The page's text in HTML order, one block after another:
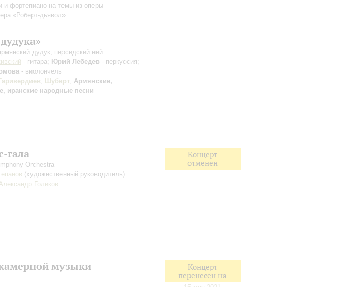
и фортепиано на темы из оперы
«Роберт-дьявол»
дудук, персидский ней
- гитара; Юрий Лебедев - перкуссия;
- виолончель
, Шуберт; Армянские,
иранские народные песни
гала
Orchestra
(художественный руководитель)
Голиков
Концерт
отменен
музыки
Концерт
перенесен на